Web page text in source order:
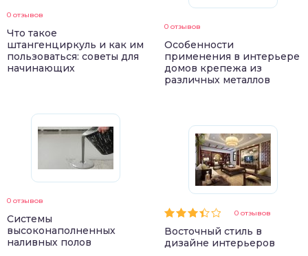
0 отзывов
Что такое
штангенциркуль и как им
пользоваться: советы для
начинающих
0 отзывов
Системы
высоконаполненных
наливных полов
0 отзывов
Особенности
применения в интерьере
домов крепежа из
различных металлов
0 отзывов
Восточный стиль в
дизайне интерьеров